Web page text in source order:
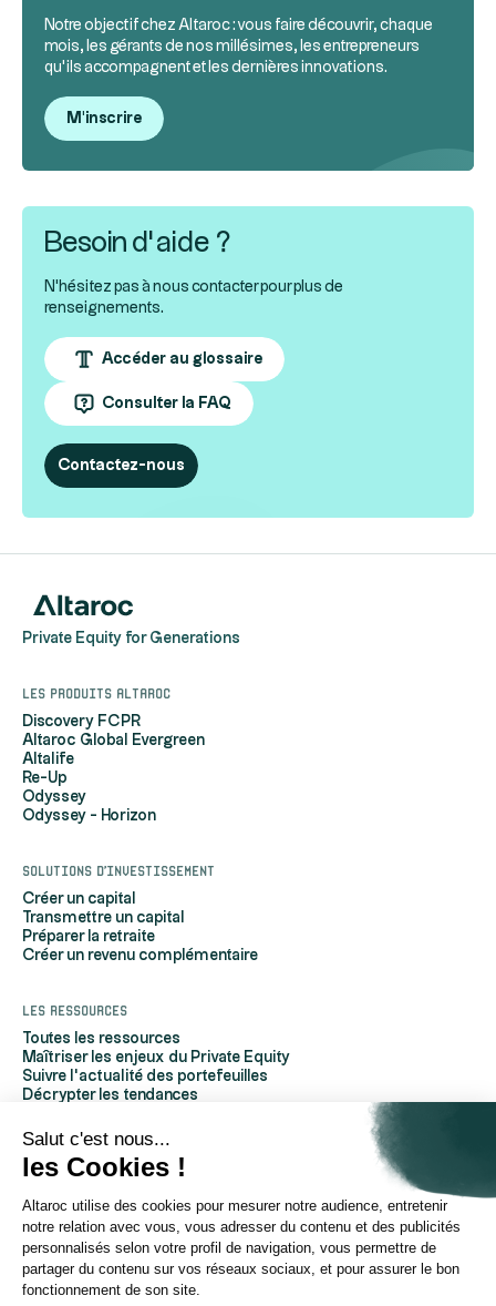
Salut c'est nous...
les Cookies !
Altaroc utilise des cookies pour mesurer notre audience, entretenir
notre relation avec vous, vous adresser du contenu et des publicités
personnalisés selon votre profil de navigation, vous permettre de
partager du contenu sur vos réseaux sociaux, et pour assurer le bon
fonctionnement de son site.
Notre objectif chez Altaroc : vous faire découvrir, chaque
mois, les gérants de nos millésimes, les entrepreneurs
qu’ils accompagnent et les dernières innovations.
M'inscrire
Besoin d’aide ?
N'hésitez pas à nous contacter pour plus de
renseignements.
Accéder au glossaire
Consulter la FAQ
Contactez-nous
Private Equity for Generations
Les produits Altaroc
Discovery FCPR
Altaroc Global Evergreen
Altalife
Re-Up
Odyssey
Odyssey - Horizon
Solutions d'investissement
Créer un capital
Transmettre un capital
Préparer la retraite
Créer un revenu complémentaire
Les ressources
Toutes les ressources
Maîtriser les enjeux du Private Equity
Suivre l'actualité des portefeuilles
Décrypter les tendances
Comprendre le Private Equity
Glossaire
À propos d'Altaroc
Qui sommes-nous
Nous contacter
Espace partenaires